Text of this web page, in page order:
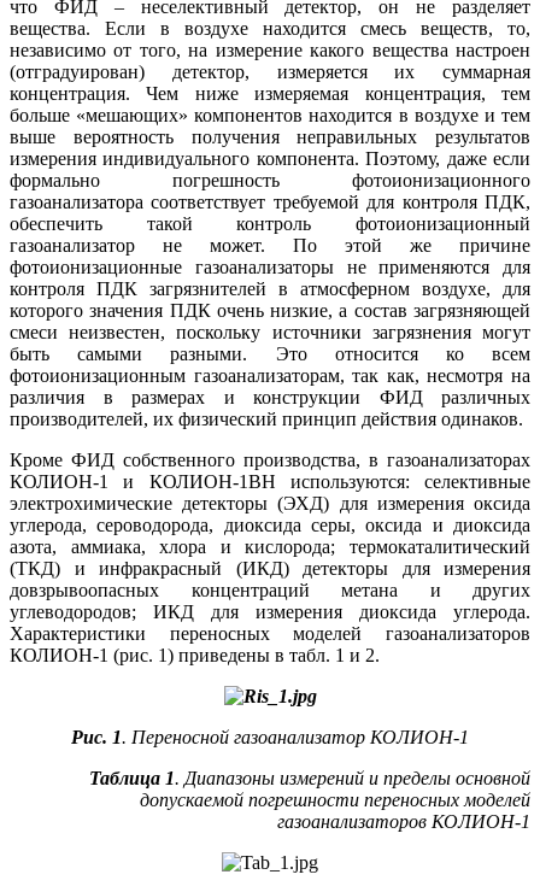
что ФИД – неселективный детектор, он не разделяет
вещества. Если в воздухе находится смесь веществ, то,
независимо от то­го, на измерение какого вещества настроен
(отградуирован) детектор, измеряется их суммарная
концентрация. Чем ни­же измеряемая концентрация, тем
больше «мешающих» компонентов находится в воздухе и тем
вы­ше вероятность получения неправильных результатов
измерения индивидуального компонента. Поэтому, да­же если
формально погрешность фотоионизационного
газоанализатора соответствует требуемой для контроля ПДК,
обеспечить такой контроль фотоионизационный
газоанализатор не может. По этой же причине
фотоионизационные газоанализаторы не применяются для
контроля ПДК загрязнителей в атмосферном воздухе, для
которого значения ПДК очень низкие, а состав загрязняющей
смеси неизвестен, поскольку источники загрязнения могут
быть самыми разными. Это относится ко всем
фотоионизационным газоанализаторам, так как, несмотря на
различия в размерах и конструкции ФИД различных
производителей, их физический принцип действия одинаков.
Кроме ФИД собственного производства, в газоанализаторах
КОЛИОН‑1 и КОЛИОН‑1ВН используются: селективные
электрохимические детекторы (ЭХД) для измерения оксида
углерода, сероводорода, диоксида се­ры, оксида и диоксида
азота, аммиака, хлора и кислорода; термокаталитический
(ТКД) и инфракрасный (ИКД) детекторы для измерения
довзрывоопасных концентраций метана и других
углеводородов; ИКД для измерения диоксида углерода.
Характеристики переносных моделей газоанализаторов
КОЛИОН‑1 (рис. 1) приведены в табл. 1 и 2.
Рис. 1. Переносной газоанализатор КОЛИОН-1
Таблица 1. Диапазоны измерений и пределы основной
допускаемой погрешности переносных моделей
газоанализаторов КОЛИОН-1